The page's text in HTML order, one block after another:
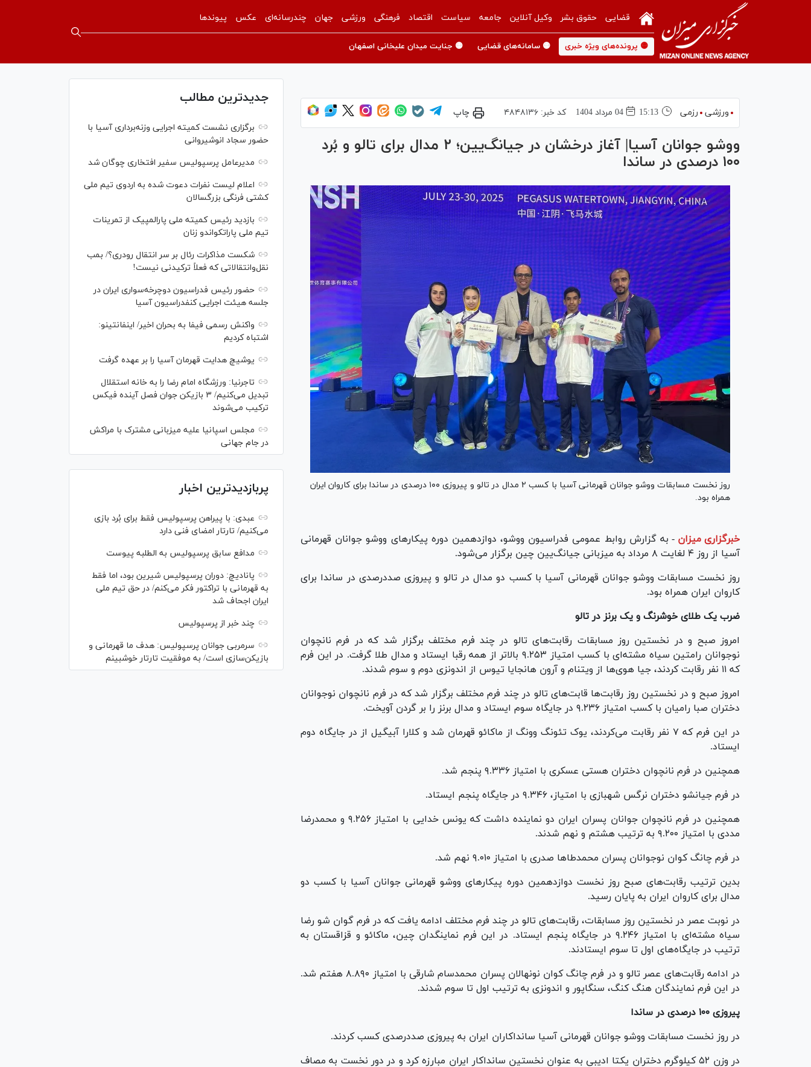
قضایی حقوق بشر وکیل آنلاین جامعه سیاست اقتصاد فرهنگی ورزشی جهان چندرسانه‌ای عکس پیوندها
🟡 پرونده‌های ویژه خبری 🟡 سامانه‌های قضایی 🟡 جنایت میدان علیخانی اصفهان
ورزشی رزمی 15:13 04 مرداد 1404 کد خبر:۴۸۴۸۱۳۶ چاپ
ووشو جوانان آسیا| آغاز درخشان در جیانگ‌یین؛ ۲ مدال برای تالو و بُرد
۱۰۰ درصدی در ساندا
روز نخست مسابقات ووشو جوانان قهرمانی آسیا با کسب ۲ مدال در تالو و پیروزی ۱۰۰ درصدی در ساندا برای کاروان ایران
همراه بود.
خبرگزاری میزان - به گزارش روابط عمومی فدراسیون ووشو، دوازدهمین دوره پیکار‌های ووشو جوانان قهرمانی
آسیا از روز ۴ لغایت ۸ مرداد به میزبانی جیانگ‌یین چین برگزار می‌شود.
روز نخست مسابقات ووشو جوانان قهرمانی آسیا با کسب دو مدال در تالو و پیروزی صددرصدی در ساندا برای
کاروان ایران همراه بود.
ضرب یک طلای خوشرنگ و یک برنز در تالو
امروز صبح و در نخستین روز مسابقات رقابت‌های تالو در چند فرم مختلف برگزار شد که در فرم نانچوان
نوجوانان رامتین سیاه مشته‌ای با کسب امتیاز ۹.۲۵۳ بالاتر از همه رقبا ایستاد و مدال طلا گرفت. در این فرم
که ۱۱ نفر رقابت کردند، جیا هوی‌ها از ویتنام و آرون هانجایا تیوس از اندونزی دوم و سوم شدند.
امروز صبح و در نخستین روز رقابت‌ها قابت‌های تالو در چند فرم مختلف برگزار شد که در فرم نانچوان نوجوانان
دختران صبا رامیان با کسب امتیاز ۹.۲۳۶ در جایگاه سوم ایستاد و مدال برنز را بر گردن آویخت.
در این فرم که ۷ نفر رقابت می‌کردند، یوک تئونگ وونگ از ماکائو قهرمان شد و کلارا آبیگیل از در جایگاه دوم
ایستاد.
همچنین در فرم نانچوان دختران هستی عسکری با امتیاز ۹.۳۳۶ پنجم شد.
در فرم جیانشو دختران نرگس شهبازی با امتیاز، ۹.۳۴۶ در جایگاه پنجم ایستاد.
همچنین در فرم نانچوان جوانان پسران ایران دو نماینده داشت که یونس خدایی با امتیاز ۹.۲۵۶ و محمدرضا
مددی با امتیاز ۹.۲۰۰ به ترتیب هشتم و نهم شدند.
در فرم چانگ کوان نوجوانان پسران محمدطا‌ها صدری با امتیاز ۹.۰۱۰ نهم شد.
بدین ترتیب رقابت‌های صبح روز نخست دوازدهمین دوره پیکار‌های ووشو قهرمانی جوانان آسیا با کسب دو
مدال برای کاروان ایران به پایان رسید.
در نوبت عصر در نخستین روز مسابقات، رقابت‌های تالو در چند فرم مختلف ادامه یافت که در فرم گوان شو رضا
سیاه مشته‌ای با امتیاز ۹.۲۴۶ در جایگاه پنجم ایستاد. در این فرم نماینگدان چین، ماکائو و قزاقستان به
ترتیب در جایگاه‌های اول تا سوم ایستادند.
در ادامه رقابت‌های عصر تالو و در فرم چانگ کوان نونهالان پسران محمدسام شارقی با امتیاز ۸.۸۹۰ هفتم شد.
در این فرم نمایندگان هنگ کنگ، سنگاپور و اندونزی به ترتیب اول تا سوم شدند.
پیروزی ۱۰۰ درصدی در ساندا
در روز نخست مسابقات ووشو جوانان قهرمانی آسیا سانداکاران ایران به پیروزی صددرصدی کسب کردند.
در وزن ۵۲ کیلوگرم دختران یکتا ادیبی به عنوان نخستین سانداکار ایران مبارزه کرد و در دور نخست به مصاف
جدیدترین مطالب
برگزاری نشست کمیته اجرایی وزنه‌برداری آسیا با
حضور سجاد انوشیروانی
مدیرعامل پرسپولیس سفیر افتخاری چوگان شد
اعلام لیست نفرات دعوت شده به اردوی تیم ملی
کشتی فرنگی بزرگسالان
بازدید رئیس کمیته ملی پارالمپیک از تمرینات
تیم ملی پاراتکواندو زنان
شکست مذاکرات رئال بر سر انتقال رودری؟/ بمب
نقل‌وانتقالاتی که فعلاً ترکیدنی نیست!
حضور رئیس فدراسیون دوچرخه‌سواری ایران در
جلسه هیئت اجرایی کنفدراسیون آسیا
واکنش رسمی فیفا به بحران اخیر/ اینفانتینو:
اشتباه کردیم
یوشیچ هدایت قهرمان آسیا را بر عهده گرفت
تاجرنیا: ورزشگاه امام رضا را به خانه استقلال
تبدیل می‌کنیم/ ۳ بازیکن جوان فصل آینده فیکس
ترکیب می‌شوند
مجلس اسپانیا علیه میزبانی مشترک با مراکش
در جام جهانی
پربازدیدترین اخبار
عبدی: با پیراهن پرسپولیس فقط برای بُرد بازی
می‌کنیم/ تارتار امضای فنی دارد
مدافع سابق پرسپولیس به الطلبه پیوست
پانادیچ: دوران پرسپولیس شیرین بود، اما فقط
به قهرمانی با تراکتور فکر می‌کنم/ در حق تیم ملی
ایران اجحاف شد
چند خبر از پرسپولیس
سرمربی جوانان پرسپولیس: هدف ما قهرمانی و
بازیکن‌سازی است/ به موفقیت تارتار خوشبینم